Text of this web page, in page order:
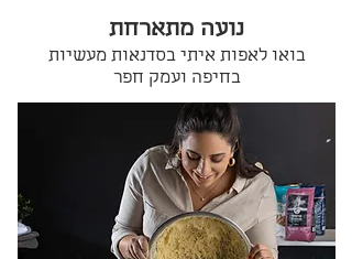
נועה מתארחת
בואו לאפות איתי בסדנאות מעשיות
בחיפה ועמק חפר